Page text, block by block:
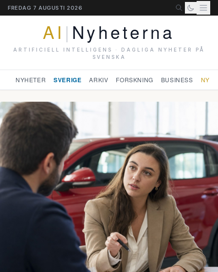
FREDAG 7 AUGUSTI 2026
AI | Nyheterna
ARTIFICIELL INTELLIGENS · DAGLIGA NYHETER PÅ
SVENSKA
NYHETER SVERIGE ARKIV FORSKNING BUSINESS